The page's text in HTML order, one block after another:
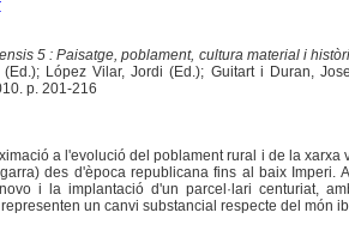
5 : Paisatge, poblament, cultura material i
López Vilar, Jordi (Ed.); Guitart i Duran,
p. 201-216
a l'evolució del poblament rural i de la xarxa
des d'època republicana fins al baix Imperi.
i la implantació d'un parcel·lari centuriat,
un canvi substancial respecte del món